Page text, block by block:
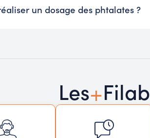
un dosage des phtalates ?
Les+Filab